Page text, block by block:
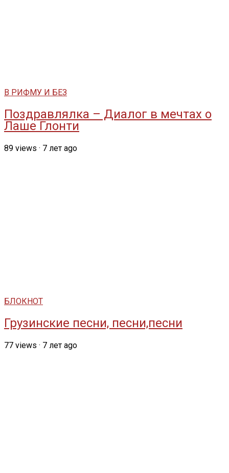
В РИФМУ И БЕЗ
Поздравлялка – Диалог в мечтах о
Лаше Глонти
89 views · 7 лет ago
БЛОКНОТ
Грузинские песни, песни,песни
77 views · 7 лет ago